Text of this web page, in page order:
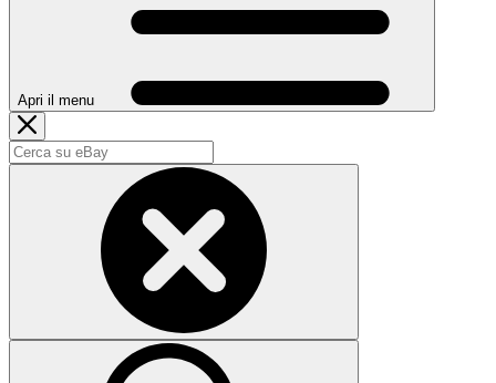
Apri il menu